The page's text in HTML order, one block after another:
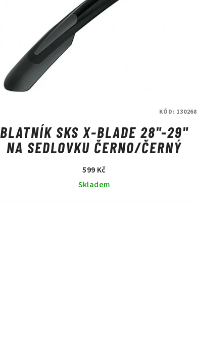
BLATNÍK SKS X-BLADE 28"-29"
NA SEDLOVKU ČERNO/ČERNÝ
599 Kč
Skladem
KÓD: 130268